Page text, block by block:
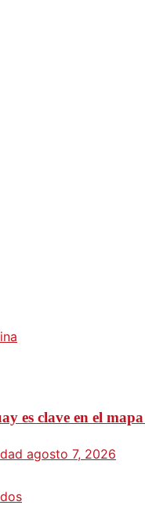
es clave en el
agosto 7, 2026